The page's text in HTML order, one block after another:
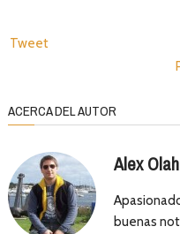
Tweet
ACERCA DEL AUTOR
Alex Olah
buenas